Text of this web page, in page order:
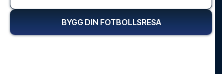
BYGG DIN FOTBOLLSRESA